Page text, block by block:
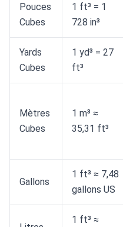
Pouces
Cubes
1 ft³ = 1
728 in³
Yards
Cubes
1 yd³ = 27
ft³
Mètres
Cubes
1 m³ ≈
35,31 ft³
Gallons
1 ft³ ≈ 7,48
gallons US
1 ft³ ≈